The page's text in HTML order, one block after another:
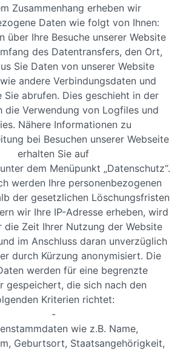
Zusammenhang erheben wir
Daten wie folgt von Ihnen:
über Ihre Besuche unserer Website
des Datentransfers, den Ort,
Sie Daten von unserer Website
andere Verbindungsdaten und
Sie abrufen. Dies geschieht in der
die Verwendung von Logfiles und
Nähere Informationen zu
bei Besuchen unserer Webseite
erhalten Sie auf
dem Menüpunkt „Datenschutz“.
werden Ihre personenbezogenen
der gesetzlichen Löschungsfristen
wir Ihre IP-Adresse erheben, wird
die Zeit Ihrer Nutzung der Website
im Anschluss daran unverzüglich
durch Kürzung anonymisiert. Die
werden für eine begrenzte
gespeichert, die sich nach den
Kriterien richtet:
-
wie z.B. Name,
Geburtsort, Staatsangehörigkeit,